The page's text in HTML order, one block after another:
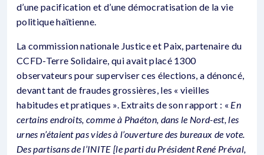
d’une pacification et d’une démocratisation de la vie
politique haïtienne.
La commission nationale Justice et Paix, partenaire du
CCFD-Terre Solidaire, qui avait placé 1300
observateurs pour superviser ces élections, a dénoncé,
devant tant de fraudes grossières, les « vieilles
habitudes et pratiques ». Extraits de son rapport : « En
certains endroits, comme à Phaéton, dans le Nord-est, les
urnes n’étaient pas vides à l’ouverture des bureaux de vote.
Des partisans de l’INITE [le parti du Président René Préval,